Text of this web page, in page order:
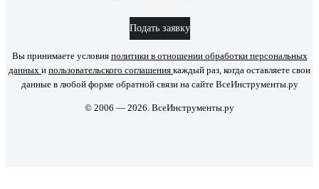
Подать заявку
Вы принимаете условия политики в отношении обработки персональных
данных и пользовательского соглашения каждый раз, когда оставляете свои
данные в любой форме обратной связи на сайте ВсеИнструменты.ру
© 2006 — 2026. ВсеИнструменты.ру